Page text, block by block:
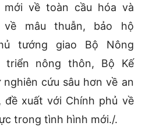
mới về toàn cầu hóa và
mâu thuẫn, bảo hộ
tướng giao Bộ Nông
triển nông thôn, Bộ Kế
cứu sâu hơn về an
đề xuất với Chính phủ về
trong tình hình mới./.